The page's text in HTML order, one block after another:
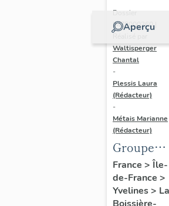
Aperçu
Dossier
IM78000360 |
Waltisperger
Chantal
-
Plessis Laura
(Rédacteur)
-
Métais Marianne
(Rédacteur)
Groupe
sculpté :
Lionne
rapportant
France > Île-
de-France >
Yvelines> La